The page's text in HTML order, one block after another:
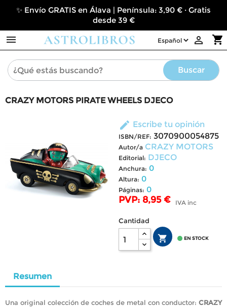
✨ Envío GRATIS en Álava | Península: 3,90 € · Gratis
desde 39 €
 shopping_cart

Buscar
CRAZY MOTORS PIRATE WHEELS DJECO
edit Escribe tu opinión
ISBN/REF: 3070900054875
Autor/a CRAZY MOTORS
Editorial: DJECO
Anchura: 0
Altura: 0
Páginas: 0
PVP: 8,95 € IVA inc
Cantidad
  EN STOCK
Resumen
Una original colección de coches de metal con conductor: CRAZY